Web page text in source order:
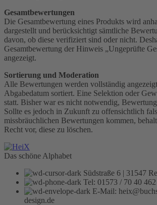
Gesamtbewertungen
Die Gesamtbewertung eines Produkts wird
dargestellt und berücksichtigt sämtliche
davon, ob diese verifiziert sind oder nicht.
Gesamtbewertung der Hinweis „Ungeprüfte
angezeigt.
Sortierung und Moderation
Alle Bewertungen werden vollständig
Abgabedatum sortiert. Eine Selektion oder
statt. Bisher war es nicht notwendig,
Sollte es jedoch in Zukunft zu offensichtlich
missbräuchlichen Bewertungen kommen,
Recht vor, diese zu löschen.
Das schöne Alphabet
Südstraße 6 | 31547
Tel: 01573 / 70 40 462
E-Mail:
design.de